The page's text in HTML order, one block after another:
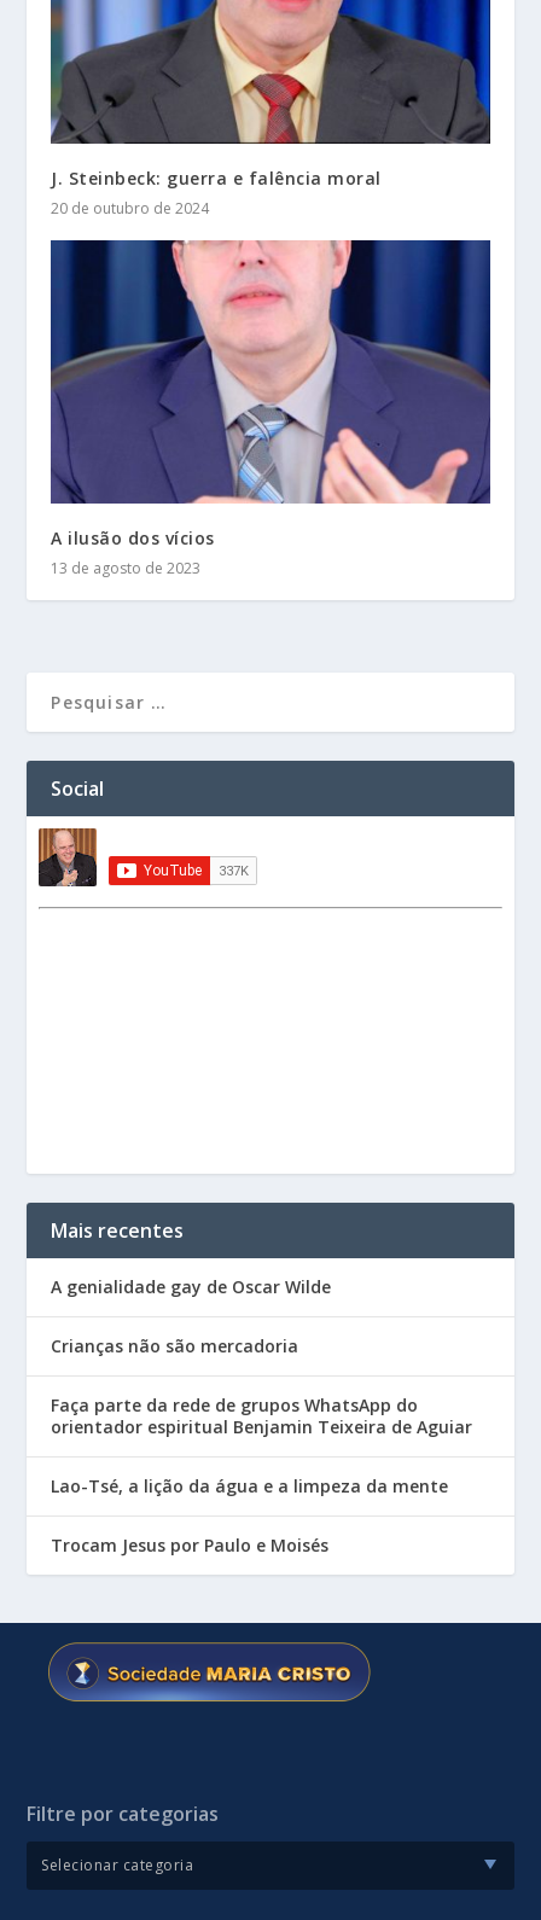
J. Steinbeck: guerra e falência moral
20 de outubro de 2024
A ilusão dos vícios
13 de agosto de 2023
Social
Mais recentes
A genialidade gay de Oscar Wilde
Crianças não são mercadoria
Faça parte da rede de grupos WhatsApp do
orientador espiritual Benjamin Teixeira de Aguiar
Lao-Tsé, a lição da água e a limpeza da mente
Trocam Jesus por Paulo e Moisés
Filtre por categorias